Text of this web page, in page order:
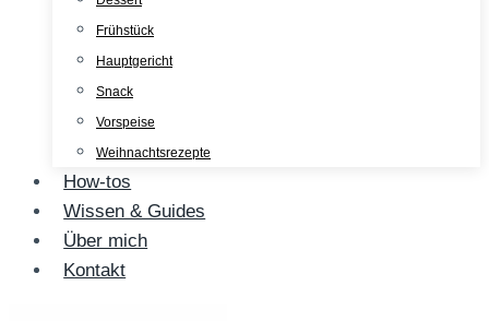
Frühstück
Hauptgericht
Snack
Vorspeise
Weihnachtsrezepte
How-tos
Wissen & Guides
Über mich
Kontakt